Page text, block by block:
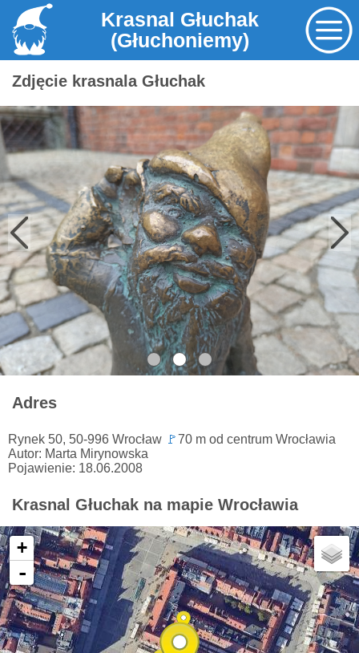
Krasnal Głuchak
(Głuchoniemy)
Zdjęcie krasnala Głuchak
Adres
Rynek 50, 50-996 Wrocław 🚩70 m od centrum Wrocławia
Autor: Marta Mirynowska
Pojawienie: 18.06.2008
Krasnal Głuchak na mapie Wrocławia
+
-